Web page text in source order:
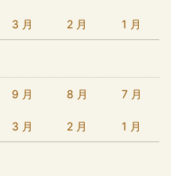
3 月 2 月 1 月
9 月 8 月 7 月
3 月 2 月 1 月